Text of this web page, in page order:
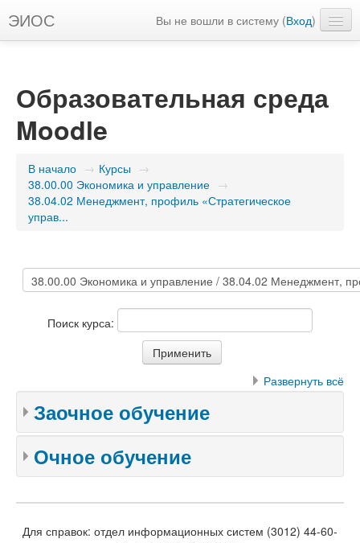
ЭИОС Вы не вошли в систему (Вход)
Образовательная среда
Moodle
В начало → Курсы →
38.00.00 Экономика и управление →
38.04.02 Менеджмент, профиль «Стратегическое
управ...
Поиск курса:
Развернуть всё
Заочное обучение
Очное обучение
Для справок: отдел информационных систем (3012) 44-60-